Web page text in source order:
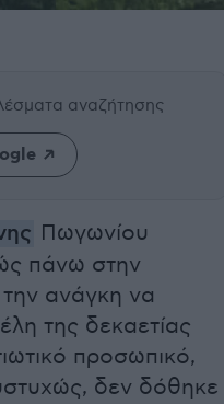
αναζήτησης
Πωγωνίου
πάνω στην
ανάγκη να
της δεκαετίας
προσωπικό,
δεν δόθηκε